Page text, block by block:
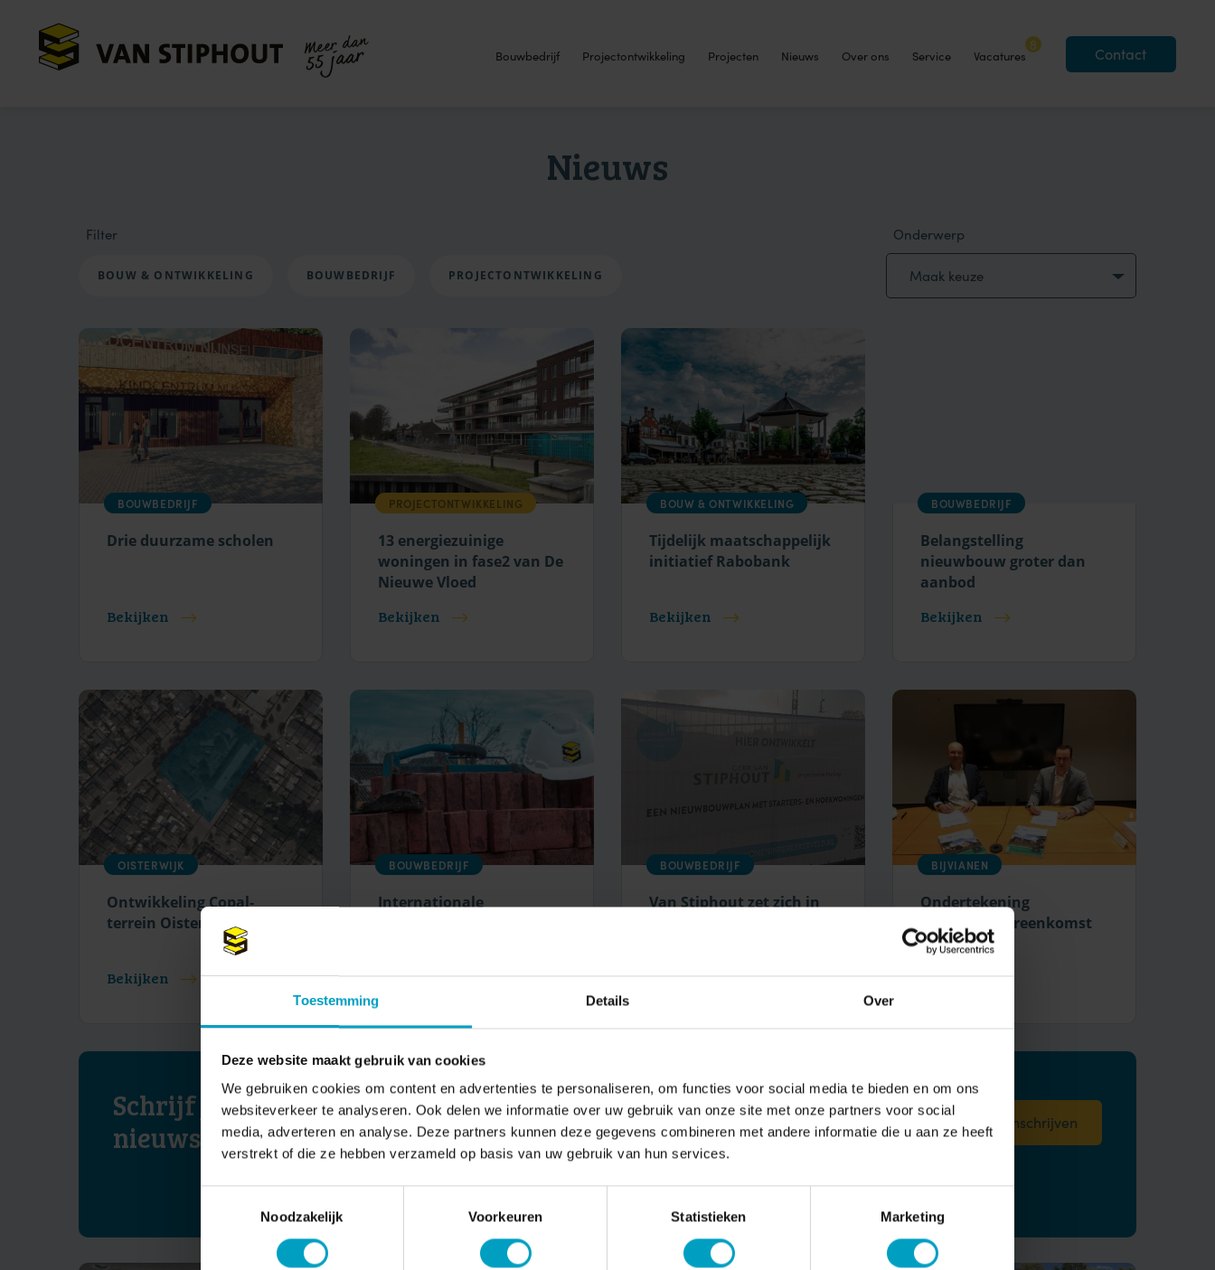
Toestemming Details Over
Deze website maakt gebruik van cookies
We gebruiken cookies om content en advertenties te personaliseren, om functies voor social media te bieden en om ons
websiteverkeer te analyseren. Ook delen we informatie over uw gebruik van onze site met onze partners voor social
media, adverteren en analyse. Deze partners kunnen deze gegevens combineren met andere informatie die u aan ze heeft
verstrekt of die ze hebben verzameld op basis van uw gebruik van hun services.
Noodzakelijk
Voorkeuren Statistieken Marketing
Meer dan
55 jaar Bouwbedrijf Projectontwikkeling Projecten Nieuws Over ons Service Vacatures
8
Contact
Nieuws
Filter Onderwerp
BOUW & ONTWIKKELING BOUWBEDRIJF PROJECTONTWIKKELING Maak keuze
BOUWBEDRIJF
Drie duurzame scholen
Bekijken
PROJECTONTWIKKELING
13 energiezuinige
woningen in fase2 van De
Nieuwe Vloed
Bekijken
BOUW & ONTWIKKELING
Tijdelijk maatschappelijk
initiatief Rabobank
Bekijken
BOUWBEDRIJF
Belangstelling
nieuwbouw groter dan
aanbod
Bekijken
OISTERWIJK
Ontwikkeling Copal-
terrein Oisterwijk
Bekijken
BOUWBEDRIJF
Internationale
Bekijken
BOUWBEDRIJF
Van Stiphout zet zich in
Bekijken
BIJVIANEN
Ondertekening
realisatieovereenkomst
Bijvianen
Bekijken
Schrijf je in voor onze
nieuwsbrief
Naam* Emailadres*